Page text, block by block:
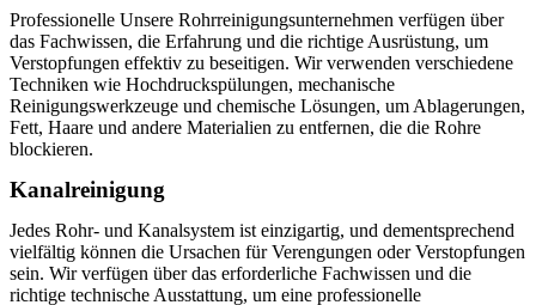
Professionelle Unsere Rohrreinigungsunternehmen verfügen über
das Fachwissen, die Erfahrung und die richtige Ausrüstung, um
Verstopfungen effektiv zu beseitigen. Wir verwenden verschiedene
Techniken wie Hochdruckspülungen, mechanische
Reinigungswerkzeuge und chemische Lösungen, um Ablagerungen,
Fett, Haare und andere Materialien zu entfernen, die die Rohre
blockieren.
Kanalreinigung
Jedes Rohr- und Kanalsystem ist einzigartig, und dementsprechend
vielfältig können die Ursachen für Verengungen oder Verstopfungen
sein. Wir verfügen über das erforderliche Fachwissen und die
richtige technische Ausstattung, um eine professionelle